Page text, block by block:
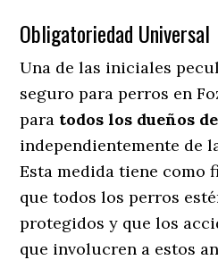
Obligatoriedad Universal
Una de las iniciales
seguro para perros en
para todos los dueños
independientemente de
Esta medida tiene como
que todos los perros
protegidos y que los
que involucren a estos